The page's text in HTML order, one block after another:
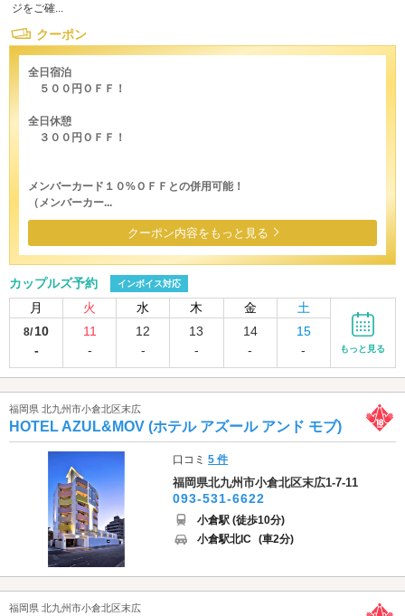
ジをご確...
クーポン
全日宿泊
５００円ＯＦＦ！
全日休憩
３００円ＯＦＦ！
メンバーカード１０%ＯＦＦとの併用可能！
（メンバーカー...
クーポン内容をもっと見る
カップルズ予約 インボイス対応
月 火 水 木 金 土
8/ 10
-
11
-
12
-
13
-
14
-
15
-
もっと見る
福岡県 北九州市小倉北区末広
HOTEL AZUL&MOV (ホテル アズール アンド モブ)
口コミ5 件
福岡県北九州市小倉北区末広1-7-11
093-531-6622
小倉駅 (徒歩10分)
小倉駅北IC (車2分)
福岡県 北九州市小倉北区末広